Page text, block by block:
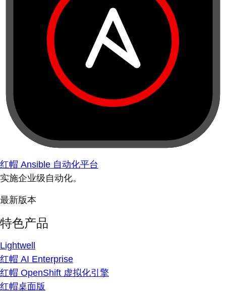
红帽 Ansible 自动化平台
实施企业级自动化。
最新版本
特色产品
Lightwell
红帽 AI Enterprise
红帽 OpenShift 虚拟化引擎
红帽桌面版